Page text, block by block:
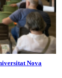
Nova